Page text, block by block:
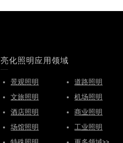
亮化照明应用领域
景观照明 道路照明
文旅照明
机场照明
酒店照明
商业照明
场馆照明
工业照明